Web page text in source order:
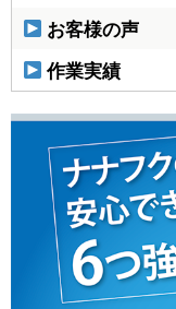
お客様の声
作業実績